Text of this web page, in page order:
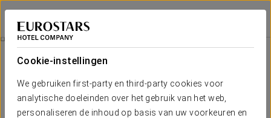
Cookie-instellingen
We gebruiken first-party en third-party cookies voor
analytische doeleinden over het gebruik van het web,
personaliseren de inhoud op basis van uw voorkeuren en
Eurostars Zaragoza
ZARAGOZA
Kamers
Het comfort en de rust die je nodig
hebt